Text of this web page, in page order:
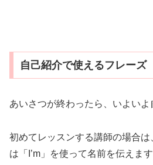
自己紹介で使えるフレーズ
あいさつが終わったら、いよいよ
初めてレッスンする講師の場合は
は「I’m」を使って名前を伝えま